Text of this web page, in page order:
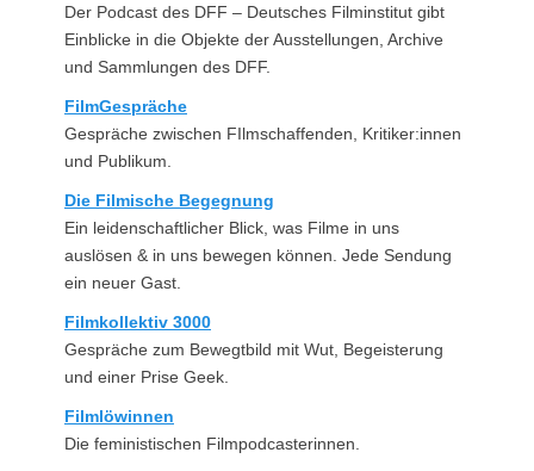
Der Podcast des DFF – Deutsches Filminstitut gibt
Einblicke in die Objekte der Ausstellungen, Archive
und Sammlungen des DFF.
FilmGespräche
Gespräche zwischen FIlmschaffenden, Kritiker:innen
und Publikum.
Die Filmische Begegnung
Ein leidenschaftlicher Blick, was Filme in uns
auslösen & in uns bewegen können. Jede Sendung
ein neuer Gast.
Filmkollektiv 3000
Gespräche zum Bewegtbild mit Wut, Begeisterung
und einer Prise Geek.
Filmlöwinnen
Die feministischen Filmpodcasterinnen.